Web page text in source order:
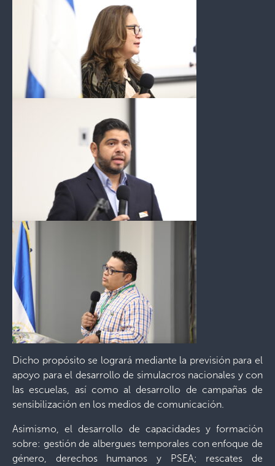
Dicho propósito se logrará mediante la previsión para el
apoyo para el desarrollo de simulacros nacionales y con
las escuelas, así como al desarrollo de campañas de
sensibilización en los medios de comunicación.
Asimismo, el desarrollo de capacidades y formación
sobre: gestión de albergues temporales con enfoque de
género, derechos humanos y PSEA; rescates de